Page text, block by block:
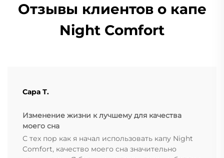
Отзывы клиентов о капе
Night Comfort
Сара Т.
Изменение жизни к лучшему для качества
моего сна
С тех пор как я начал использовать капу Night
Comfort, качество моего сна значительно